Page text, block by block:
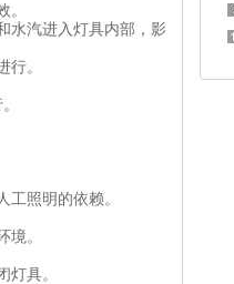
水汽进入灯具内部，影
。
照明的依赖。
。
具。